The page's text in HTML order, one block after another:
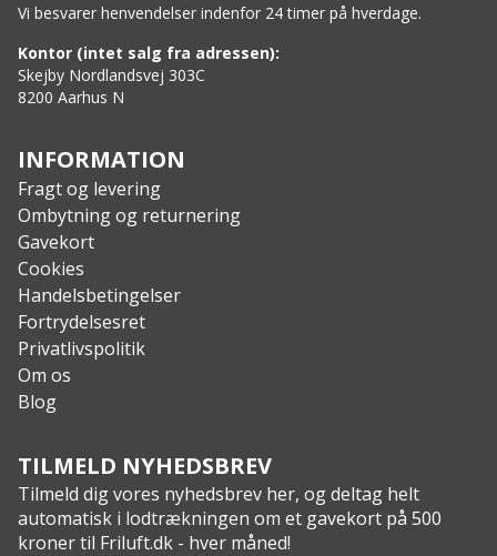
Vi besvarer henvendelser indenfor 24 timer på hverdage.
Kontor (intet salg fra adressen):
Skejby Nordlandsvej 303C
8200 Aarhus N
INFORMATION
Fragt og levering
Ombytning og returnering
Gavekort
Cookies
Handelsbetingelser
Fortrydelsesret
Privatlivspolitik
Om os
Blog
TILMELD NYHEDSBREV
Tilmeld dig vores nyhedsbrev her, og deltag helt
automatisk i lodtrækningen om et gavekort på 500
kroner til Friluft.dk - hver måned!